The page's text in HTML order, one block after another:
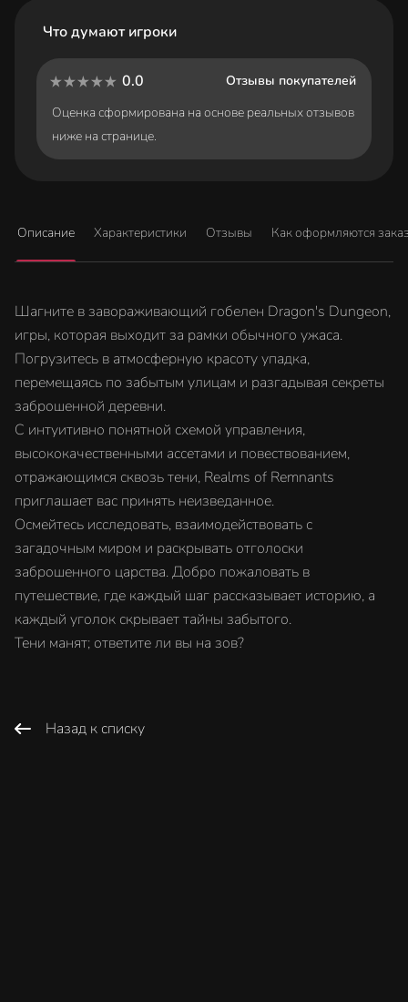
Что думают игроки
0.0
Отзывы покупателей
Оценка сформирована на основе реальных отзывов
ниже на странице.
Описание Характеристики Отзывы Как оформляются
Шагните в завораживающий гобелен Dragon's Dungeon,
игры, которая выходит за рамки обычного ужаса.
Погрузитесь в атмосферную красоту упадка,
перемещаясь по забытым улицам и разгадывая секреты
заброшенной деревни.
С интуитивно понятной схемой управления,
высококачественными ассетами и повествованием,
отражающимся сквозь тени, Realms of Remnants
приглашает вас принять неизведанное.
Осмейтесь исследовать, взаимодействовать с
загадочным миром и раскрывать отголоски
заброшенного царства. Добро пожаловать в
путешествие, где каждый шаг рассказывает историю, а
каждый уголок скрывает тайны забытого.
Тени манят; ответите ли вы на зов?
Назад к списку